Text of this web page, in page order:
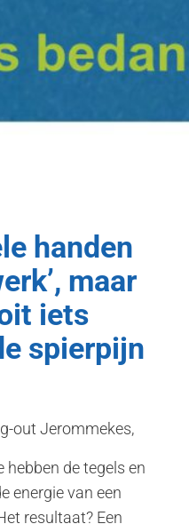
handen
maar
iets
spierpijn
out Jerommekes,
hebben de tegels en
energie van een
resultaat? Een